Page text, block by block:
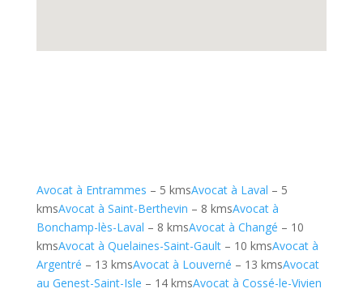
Avocat à Entrammes – 5 kmsAvocat à Laval – 5
kmsAvocat à Saint-Berthevin – 8 kmsAvocat à
Bonchamp-lès-Laval – 8 kmsAvocat à Changé – 10
kmsAvocat à Quelaines-Saint-Gault– 10 kmsAvocat à
Argentré – 13 kmsAvocat à Louverné – 13 kmsAvocat
au Genest-Saint-Isle – 14 kmsAvocat à Cossé-le-Vivien